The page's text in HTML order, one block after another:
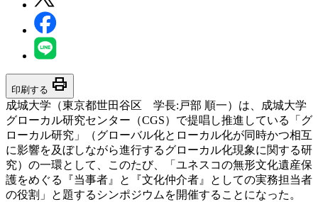
印刷する print
成城大学（東京都世田谷区 学長:戸部 順一）は、成城大学
グローカル研究センター（CGS）で提唱し推進している「グ
ローカル研究」（グローバル化とローカル化が同時かつ相互
に影響を及ぼしながら進行するグローカル化現象に関する研
究）の一環として、このたび、「ユネスコの無形文化遺産保
護をめぐる『当事者』と『文化仲介者』としての実務担当者
の役割」と題するシンポジウムを開催することになった。